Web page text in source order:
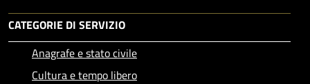
CATEGORIE DI SERVIZIO
Anagrafe e stato civile
Cultura e tempo libero